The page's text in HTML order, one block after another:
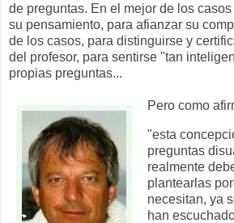
de preguntas. En el mejor de los
su pensamiento, para afianzar su
de los casos, para distinguirse y
del profesor, para sentirse "tan
propias preguntas...
Pero como
"esta
preguntas
realmente
plantearlas
necesitan, ya
han